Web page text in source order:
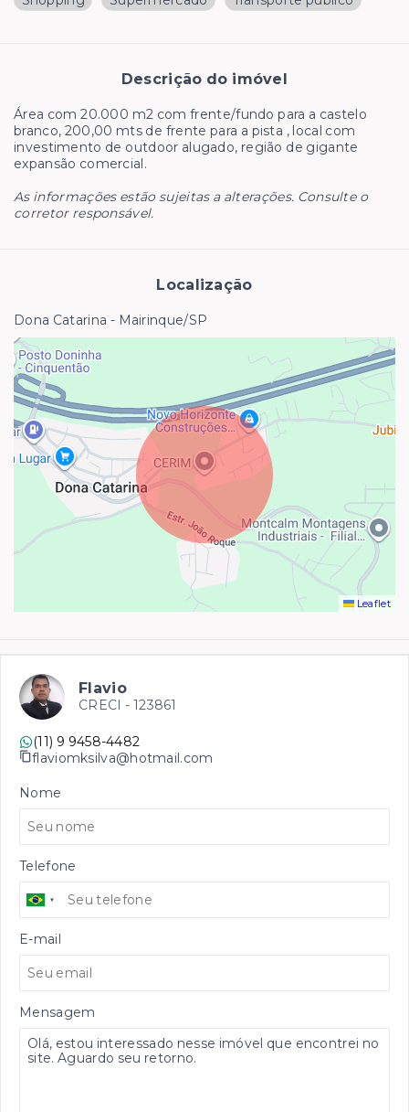
Descrição do imóvel
Área com 20.000 m2 com frente/fundo para a castelo
branco, 200,00 mts de frente para a pista , local com
investimento de outdoor alugado, região de gigante
expansão comercial.
As informações estão sujeitas a alterações. Consulte o
corretor responsável.
Localização
Dona Catarina - Mairinque/SP
Leaflet
Flavio
CRECI - 123861
(11) 9 9458-4482
flaviomksilva@hotmail.com
Nome
Telefone
E-mail
Mensagem